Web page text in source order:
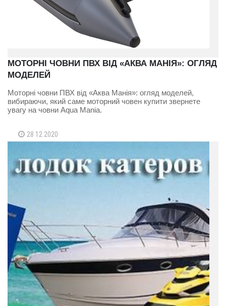
МОТОРНІ ЧОВНИ ПВХ ВІД «АКВА МАНІЯ»: ОГЛЯД
МОДЕЛЕЙ
Моторні човни ПВХ від «Аква Манія»: огляд моделей,
вибираючи, який саме моторний човен купити звернете
увагу на човни Aqua Mania.
28 12 2020